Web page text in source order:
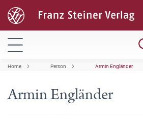
Home Person Armin Engländer
Armin Engländer